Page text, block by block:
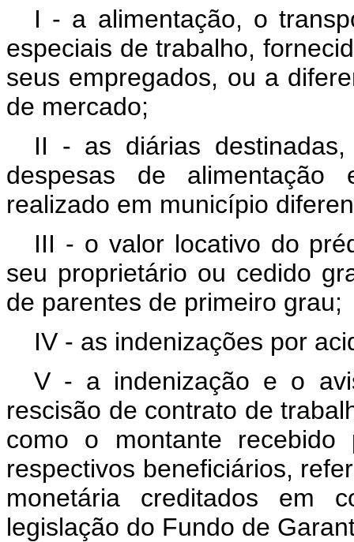
I - a alimentação, o
especiais de trabalho,
seus empregados, ou a
de mercado;
II - as diárias
despesas de
realizado em município
III - o valor locativo do
seu proprietário ou cedido
de parentes de primeiro grau;
IV - as indenizações por
V - a indenização e o
rescisão de contrato de
como o montante recebido
respectivos beneficiários,
monetária creditados em
legislação do Fundo de